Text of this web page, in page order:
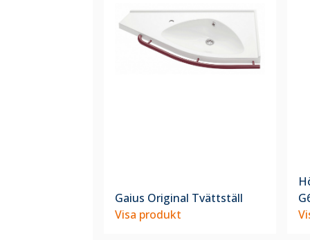
Gaius Original Tvättställ
Visa produkt